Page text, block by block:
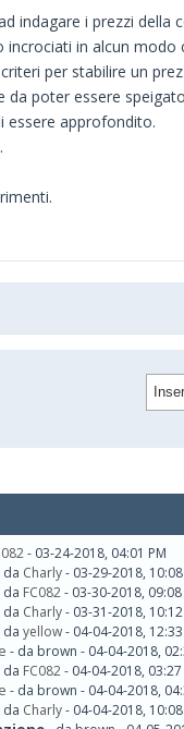
indagare i prezzi della
in alcun modo
per stabilire un
da poter essere
essere approfondito.
- 03-24-2018, 04:01 PM
da Charly- 03-29-2018, 10:08
da FC082- 03-30-2018, 09:08
da Charly- 03-31-2018,
da yellow- 04-04-2018, 12:33
- da brown - 04-04-2018,
da FC082- 04-04-2018, 03:27
- da brown - 04-04-2018,
da Charly- 04-04-2018, 10:08